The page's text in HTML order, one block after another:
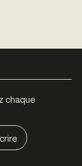
chaque